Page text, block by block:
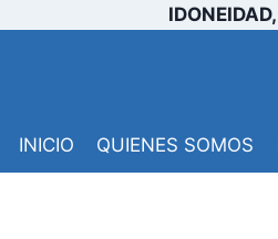
INICIO QUIENES SOMOS